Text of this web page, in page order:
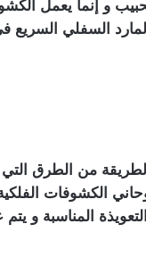
و إنما يعمل
السفلي السريع
من الطرق التي
الكشوفات
المناسبة و